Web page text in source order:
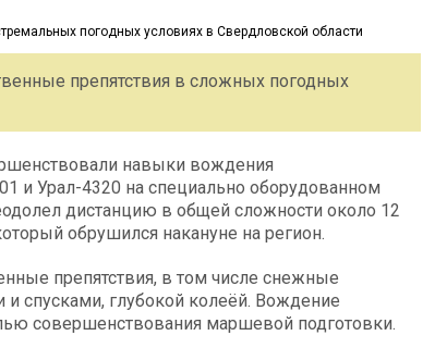
препятствия в сложных погодных
навыки вождения
и Урал-4320 на специально оборудованном
дистанцию в общей сложности около 12
обрушился накануне на регион.
препятствия, в том числе снежные
спусками, глубокой колеёй. Вождение
совершенствования маршевой подготовки.